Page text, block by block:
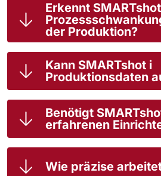
Erkennt
der Produktion?
Kann SMARTshot i
Produktionsdaten
Benötigt
erfahrenen
Wie präzise